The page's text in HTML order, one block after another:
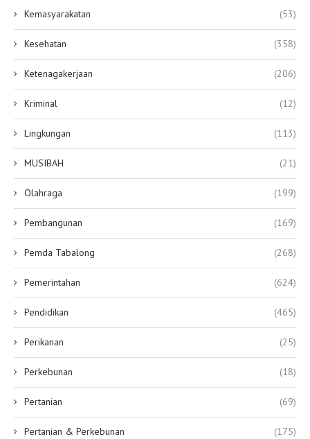
Kemasyarakatan (53)
Kesehatan (358)
Ketenagakerjaan (206)
Kriminal (12)
Lingkungan (113)
MUSIBAH (21)
Olahraga (199)
Pembangunan (169)
Pemda Tabalong (268)
Pemerintahan (624)
Pendidikan (465)
Perikanan (25)
Perkebunan (18)
Pertanian (69)
Pertanian & Perkebunan (175)